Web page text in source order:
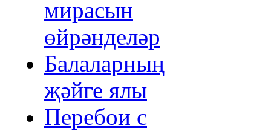
мирасын
өйрәнделәр
Балаларның
җәйге ялы
Перебои с